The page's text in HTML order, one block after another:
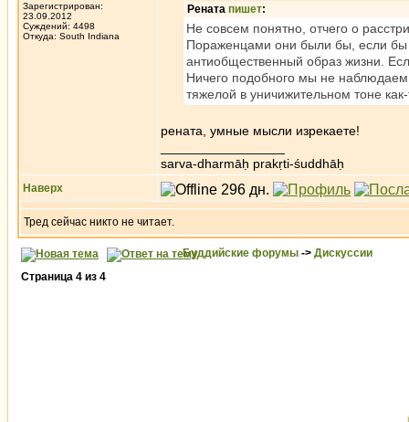
Зарегистрирован:
23.09.2012
Суждений: 4498
Откуда: South Indiana
Рената пишет:
Не совсем понятно, отчего о
Пораженцами они были бы, если бы
антиобщественный образ жизни.
Ничего подобного мы не
тяжелой в уничижительном тоне
рената, умные мысли изрекаете!
sarva-dharmāḥ prakṛti-śuddhāḥ
Наверх
Тред сейчас никто не читает.
Буддийские форумы -> Дискуссии
Страница 4 из 4